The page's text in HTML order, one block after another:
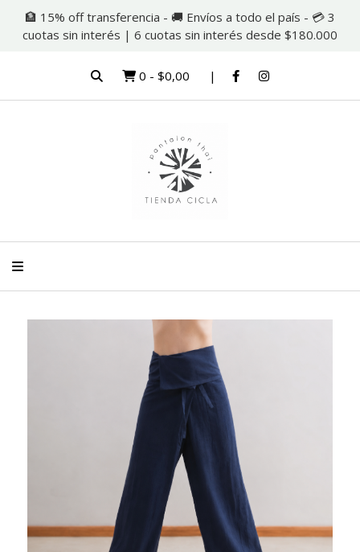
🏦 15% off transferencia - 🚚 Envíos a todo el país - 💳 3
cuotas sin interés | 6 cuotas sin interés desde $180.000
0 - $0,00